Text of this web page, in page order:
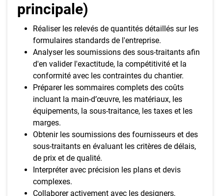
principale)
Réaliser les relevés de quantités détaillés sur les
formulaires standards de l'entreprise.
Analyser les soumissions des sous-traitants afin
d'en valider l'exactitude, la compétitivité et la
conformité avec les contraintes du chantier.
Préparer les sommaires complets des coûts
incluant la main-d’œuvre, les matériaux, les
équipements, la sous-traitance, les taxes et les
marges.
Obtenir les soumissions des fournisseurs et des
sous-traitants en évaluant les critères de délais,
de prix et de qualité.
Interpréter avec précision les plans et devis
complexes.
Collaborer activement avec les designers,